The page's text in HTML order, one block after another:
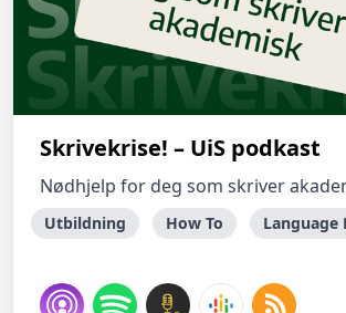
Skrivekrise! – UiS podkast
Nødhjelp for deg som skriver
Utbildning How To Language